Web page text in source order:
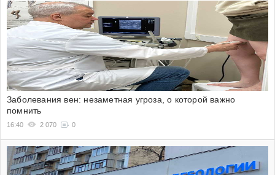
Заболевания вен: незаметная угроза, о которой важно
помнить
16:40 2 070 0